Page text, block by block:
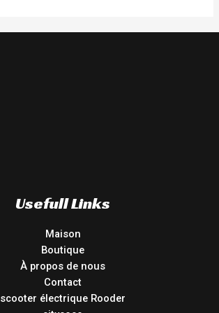
Usefull Links
Maison
Boutique
À propos de nous
Contact
scooter électrique Rooder